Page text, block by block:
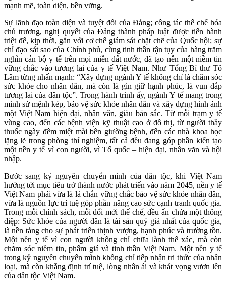
mạnh mẽ, toàn diện, bền vững.
Sự lãnh đạo toàn diện và tuyệt đối của Đảng; công tác thể chế hóa
chủ trương, nghị quyết của Đảng thành pháp luật được tiến hành
triệt để, kịp thời, gắn với cơ chế giám sát chặt chẽ của Quốc hội; sự
chỉ đạo sát sao của Chính phủ, cùng tinh thần tận tụy của hàng trăm
nghìn cán bộ y tế trên mọi miền đất nước, đã tạo nên một niềm tin
vững chắc vào tương lai của y tế Việt Nam. Như Tổng Bí thư Tô
Lâm từng nhấn mạnh: “Xây dựng ngành Y tế không chỉ là chăm sóc
sức khỏe cho nhân dân, mà còn là gìn giữ hạnh phúc, là vun đắp
tương lai của dân tộc”. Trong hành trình ấy, ngành Y tế mang trong
mình sứ mệnh kép, bảo vệ sức khỏe nhân dân và xây dựng hình ảnh
một Việt Nam hiện đại, nhân văn, giàu bản sắc. Từ mỗi trạm y tế
vùng cao, đến các bệnh viện kỹ thuật cao ở đô thị, từ người thầy
thuốc ngày đêm miệt mài bên giường bệnh, đến các nhà khoa học
lặng lẽ trong phòng thí nghiệm, tất cả đều đang góp phần kiến tạo
một nền y tế vì con người, vì Tổ quốc – hiện đại, nhân văn và hội
nhập.
Bước sang kỷ nguyên chuyển mình của dân tộc, khi Việt Nam
hướng tới mục tiêu trở thành nước phát triển vào năm 2045, nền y tế
Việt Nam phải vừa là lá chắn vững chắc bảo vệ sức khỏe nhân dân,
vừa là nguồn lực trí tuệ góp phần nâng cao sức cạnh tranh quốc gia.
Trong mỗi chính sách, mỗi đổi mới thể chế, đều ẩn chứa một thông
điệp: Sức khỏe của người dân là tài sản quý giá nhất của quốc gia,
là nền tảng cho sự phát triển thịnh vượng, hạnh phúc và trường tồn.
Một nền y tế vì con người không chỉ chữa lành thể xác, mà còn
chăm sóc niềm tin, phẩm giá và tinh thần Việt Nam. Một nền y tế
trong kỷ nguyên chuyển mình không chỉ tiếp nhận tri thức của nhân
loại, mà còn khẳng định trí tuệ, lòng nhân ái và khát vọng vươn lên
của dân tộc Việt Nam.